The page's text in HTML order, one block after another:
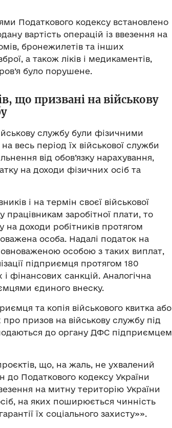
Податкового кодексу встановлено
вартість операцій із ввезення на
бронежилетів та інших
а також ліків і медикаментів,
було порушене.
що призвані на військову
службу були фізичними
весь період їх військової служби
від обов’язку нарахування,
на доходи фізичних осіб та
і на термін своєї військової
заробітної плати, то
на доходи робітників протягом
особа. Надалі податок на
особою з таких виплат,
підприємця протягом 180
фінансових санкцій. Аналогічна
єдиного внеску.
та копія військового квитка або
призов на військову службу під
подаються до органу ДФС підприємцем
що, на жаль, не ухвалений
до Податкового кодексу України
на митну територію України
на яких поширюється чинність
їх соціального захисту»».